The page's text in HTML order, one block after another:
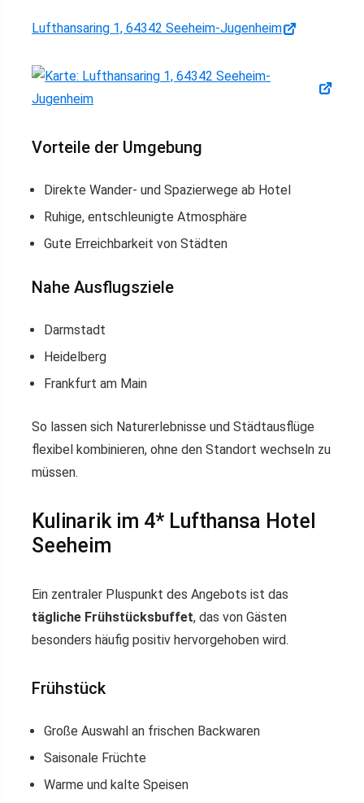
Lufthansaring 1, 64342 Seeheim-Jugenheim
Vorteile der Umgebung
Direkte Wander- und Spazierwege ab Hotel
Ruhige, entschleunigte Atmosphäre
Gute Erreichbarkeit von Städten
Nahe Ausflugsziele
Darmstadt
Heidelberg
Frankfurt am Main
So lassen sich Naturerlebnisse und Städtausflüge
flexibel kombinieren, ohne den Standort wechseln zu
müssen.
Kulinarik im 4* Lufthansa Hotel
Seeheim
Ein zentraler Pluspunkt des Angebots ist das
tägliche Frühstücksbuffet, das von Gästen
besonders häufig positiv hervorgehoben wird.
Frühstück
Große Auswahl an frischen Backwaren
Saisonale Früchte
Warme und kalte Speisen